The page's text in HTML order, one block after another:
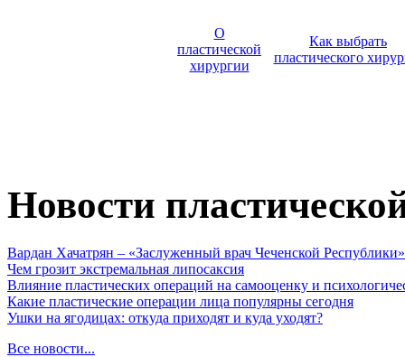
О
пластической
хирургии
Как выбрать
пластического
Новости
Вардан Хачатрян – «Заслуженный врач Чеченской Республики»
Чем грозит экстремальная липосаксия
Влияние пластических операций на самооценку и
Какие пластические операции лица популярны сегодня
Ушки на ягодицах: откуда приходят и куда уходят?
Все новости...